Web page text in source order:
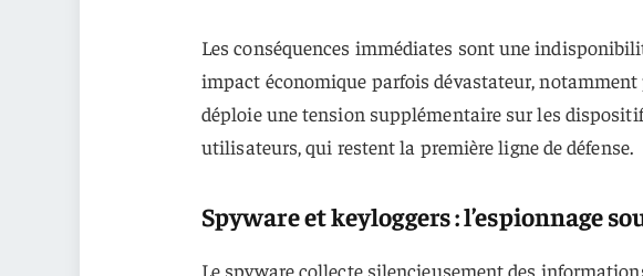
Les conséquences immédiates sont une
impact économique parfois dévastateur,
déploie une tension supplémentaire sur les
utilisateurs, qui restent la première ligne de défense.
Spyware et keyloggers : l’espionnage
Le spyware collecte silencieusement des